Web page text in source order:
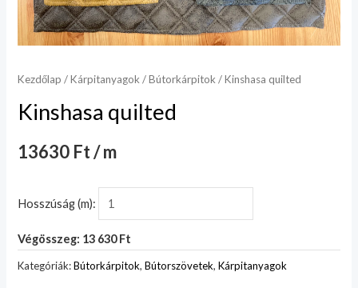
Kezdőlap /Kárpitanyagok /Bútorkárpitok / Kinshasa quilted
Kinshasa quilted
13630 Ft / m
Hosszúság (m):
Végösszeg: 13 630 Ft
Kategóriák:Bútorkárpitok,Bútorszövetek,Kárpitanyagok